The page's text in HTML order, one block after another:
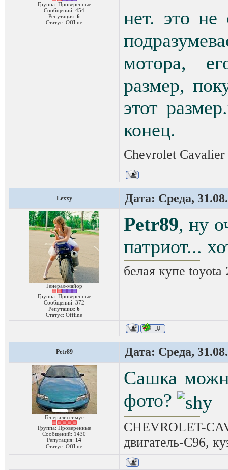
Группа: Проверенные
Сообщений: 454
Репутация: 6
Статус: Offline
нет. это не
мотора,
размер,
этот
конец.
Chevrolet
Lexxy Дата: Среда,
Генерал-майор
Группа: Проверенные
Сообщений: 372
Репутация: 6
Статус: Offline
Petr89, ну
патриот...
белая купе
Petr89 Дата: Среда,
Генералиссимус
Группа: Проверенные
Сообщений: 1430
Репутация: 14
Статус: Offline
Сашка
фото?
CHEVROLET-
двигатель-C96,